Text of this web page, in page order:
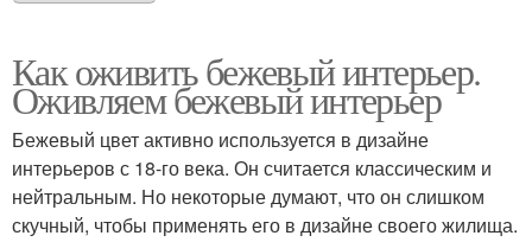
Как оживить бежевый интерьер.
Оживляем бежевый интерьер
Бежевый цвет активно используется в дизайне
интерьеров с 18-го века. Он считается классическим и
нейтральным. Но некоторые думают, что он слишком
скучный, чтобы применять его в дизайне своего жилища.